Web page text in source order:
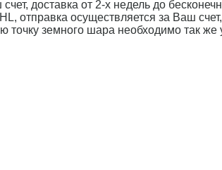
доставка от 2-х недель до
отправка осуществляется за Ваш
точку земного шара необходимо так